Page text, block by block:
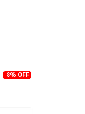
8% OFF